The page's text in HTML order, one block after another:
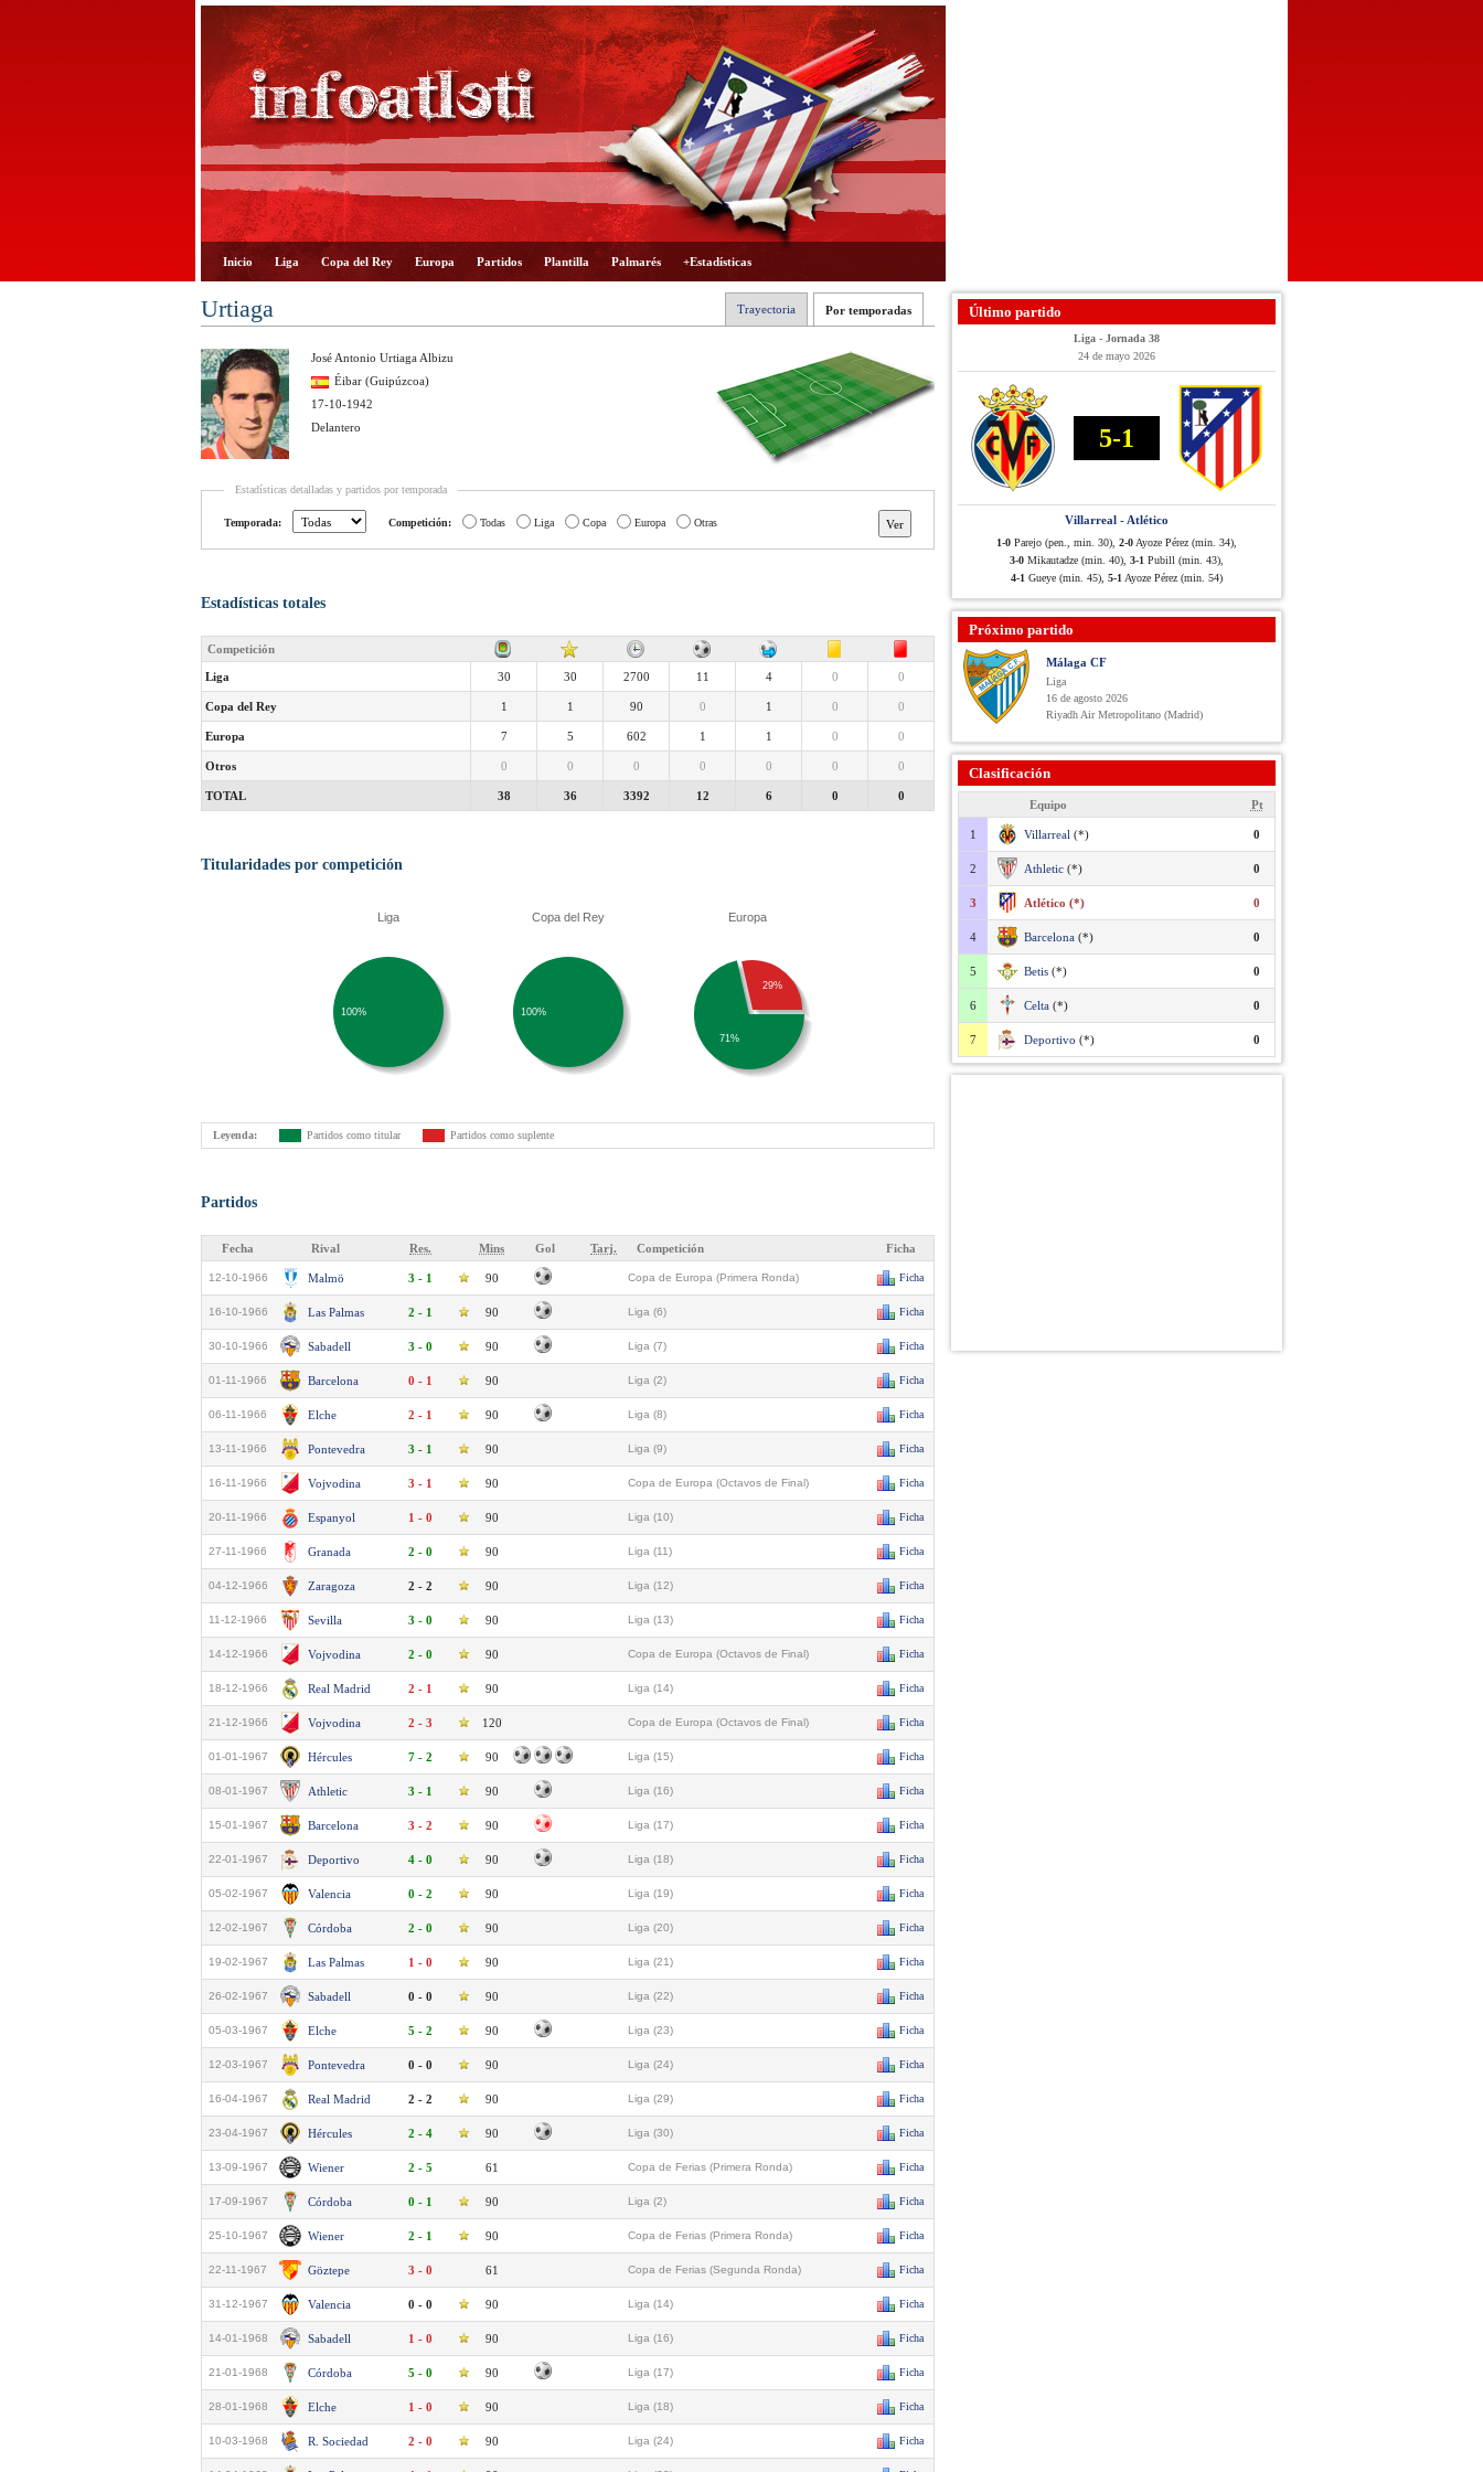
Inicio Liga Copa del Rey Europa Partidos Plantilla Palmarés +Estadísticas
Por temporadas
Trayectoria
Urtiaga
José Antonio Urtiaga Albizu
Éibar (Guipúzcoa)
17-10-1942
Delantero
Estadísticas detalladas y partidos por temporada
Temporada: Competición: Todas Liga Copa Europa Otras
Estadísticas totales
Competición
Liga 30 30 2700 11 4 0 0
Copa del Rey 1 1 90 0 1 0 0
Europa 7 5 602 1 1 0 0
Otros 0 0 0 0 0 0 0
TOTAL 38 36 3392 12 6 0 0
Titularidades por competición
Liga
100%
Copa del Rey
100%
Europa
71%
29%
Leyenda: Partidos como titular Partidos como suplente
Partidos
Fecha Rival Res. Mins Gol Tarj. Competición Ficha
12-10-1966 Malmö 3 - 1 90 Copa de Europa (Primera Ronda) Ficha
16-10-1966 Las Palmas 2 - 1 90 Liga (6) Ficha
30-10-1966 Sabadell 3 - 0 90 Liga (7) Ficha
01-11-1966 Barcelona 0 - 1 90 Liga (2) Ficha
06-11-1966 Elche 2 - 1 90 Liga (8) Ficha
13-11-1966 Pontevedra 3 - 1 90 Liga (9) Ficha
16-11-1966 Vojvodina 3 - 1 90 Copa de Europa (Octavos de Final) Ficha
20-11-1966 Espanyol 1 - 0 90 Liga (10) Ficha
27-11-1966 Granada 2 - 0 90 Liga (11) Ficha
04-12-1966 Zaragoza 2 - 2 90 Liga (12) Ficha
11-12-1966 Sevilla 3 - 0 90 Liga (13) Ficha
14-12-1966 Vojvodina 2 - 0 90 Copa de Europa (Octavos de Final) Ficha
18-12-1966 Real Madrid 2 - 1 90 Liga (14) Ficha
21-12-1966 Vojvodina 2 - 3 120 Copa de Europa (Octavos de Final) Ficha
01-01-1967 Hércules 7 - 2 90 Liga (15) Ficha
08-01-1967 Athletic 3 - 1 90 Liga (16) Ficha
15-01-1967 Barcelona 3 - 2 90 Liga (17) Ficha
22-01-1967 Deportivo 4 - 0 90 Liga (18) Ficha
05-02-1967 Valencia 0 - 2 90 Liga (19) Ficha
12-02-1967 Córdoba 2 - 0 90 Liga (20) Ficha
19-02-1967 Las Palmas 1 - 0 90 Liga (21) Ficha
26-02-1967 Sabadell 0 - 0 90 Liga (22) Ficha
05-03-1967 Elche 5 - 2 90 Liga (23) Ficha
12-03-1967 Pontevedra 0 - 0 90 Liga (24) Ficha
16-04-1967 Real Madrid 2 - 2 90 Liga (29) Ficha
23-04-1967 Hércules 2 - 4 90 Liga (30) Ficha
13-09-1967 Wiener 2 - 5 61 Copa de Ferias (Primera Ronda) Ficha
17-09-1967 Córdoba 0 - 1 90 Liga (2) Ficha
25-10-1967 Wiener 2 - 1 90 Copa de Ferias (Primera Ronda) Ficha
22-11-1967 Göztepe 3 - 0 61 Copa de Ferias (Segunda Ronda) Ficha
31-12-1967 Valencia 0 - 0 90 Liga (14) Ficha
14-01-1968 Sabadell 1 - 0 90 Liga (16) Ficha
21-01-1968 Córdoba 5 - 0 90 Liga (17) Ficha
28-01-1968 Elche 1 - 0 90 Liga (18) Ficha
10-03-1968 R. Sociedad 2 - 0 90 Liga (24) Ficha
Último partido
Liga - Jornada 38
24 de mayo 2026
5-1
Villarreal - Atlético
1-0 Parejo (pen., min. 30), 2-0 Ayoze Pérez (min. 34),
3-0 Mikautadze (min. 40), 3-1 Pubill (min. 43),
4-1 Gueye (min. 45), 5-1 Ayoze Pérez (min. 54)
Próximo partido
Málaga CF
Liga
16 de agosto 2026
Riyadh Air Metropolitano (Madrid)
Clasificación
Equipo Pt
1 Villarreal (*) 0
2 Athletic (*) 0
3 Atlético (*) 0
4 Barcelona (*) 0
5 Betis (*) 0
6 Celta (*) 0
7 Deportivo (*) 0